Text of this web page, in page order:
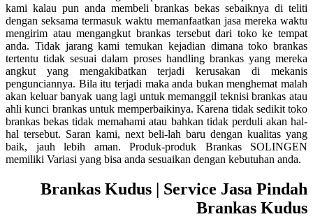
kami kalau pun anda membeli brankas bekas sebaiknya di teliti
dengan seksama termasuk waktu memanfaatkan jasa mereka waktu
mengirim atau mengangkut brankas tersebut dari toko ke tempat
anda. Tidak jarang kami temukan kejadian dimana toko brankas
tertentu tidak sesuai dalam proses handling brankas yang mereka
angkut yang mengakibatkan terjadi kerusakan di mekanis
pengunciannya. Bila itu terjadi maka anda bukan menghemat malah
akan keluar banyak uang lagi untuk memanggil teknisi brankas atau
ahli kunci brankas untuk memperbaikinya. Karena tidak sedikit toko
brankas bekas tidak memahami atau bahkan tidak perduli akan hal-
hal tersebut. Saran kami, next beli-lah baru dengan kualitas yang
baik, jauh lebih aman. Produk-produk Brankas SOLINGEN
memiliki Variasi yang bisa anda sesuaikan dengan kebutuhan anda.
Brankas Kudus | Service Jasa Pindah
Brankas Kudus